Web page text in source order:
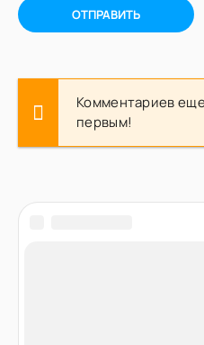
ОТПРАВИТЬ
Комментариев
первым!